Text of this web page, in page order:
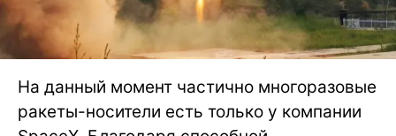
На данный момент частично многоразовые
ракеты-носители есть только у компании